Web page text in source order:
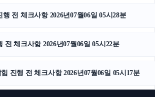
이혼소송비용
전 체크사항 2026년07월06일 05시28분
전 체크사항 2026년07월06일 05시22분
진행 전 체크사항 2026년07월06일 05시17분